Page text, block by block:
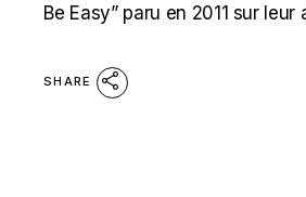
Be Easy” paru en 2011 sur leur
SHARE